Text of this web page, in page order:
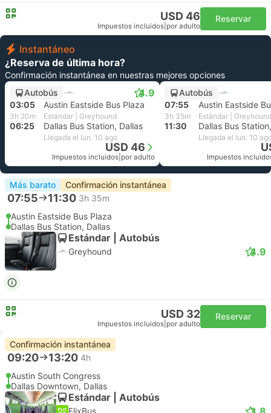
USD 46
Impuestos incluidos por adulto
Reservar
Instantáneo
¿Reserva de última hora?
Confirmación instantánea en nuestras mejores opciones
Autobús
4.9
03:05 Austin Eastside Bus Plaza
3h 20m Estándar | Greyhound
06:25 Dallas Bus Station, Dallas
Llegada el lun. 10 ago
USD 46
Impuestos incluidos por adulto
Autobús
07:55
Austin Eastside
3h 35m Estándar | Greyhound
11:30 Dallas Bus
Llegada el lun. 10
Impuestos
Más barato Confirmación instantánea
07:55 11:30 3h 35m
Austin Eastside Bus Plaza
Dallas Bus Station, Dallas
Estándar | Autobús
Greyhound 4.9
USD 32
Impuestos incluidos por adulto
Reservar
Confirmación instantánea
09:20 13:20 4h
Austin South Congress
Dallas Downtown, Dallas
Estándar | Autobús
FlixBus